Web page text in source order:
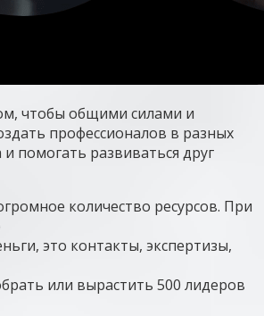
чтобы общими силами и
профессионалов в разных
и помогать развиваться друг
количество ресурсов. При
это контакты, экспертизы,
или вырастить 500 лидеров